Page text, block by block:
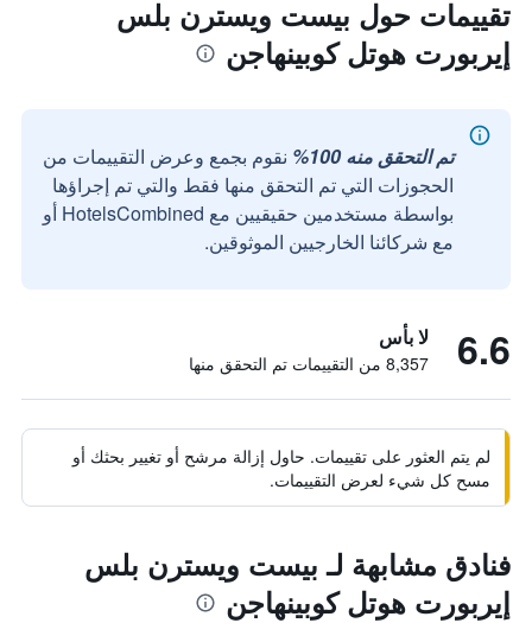
تقييمات حول بيست ويسترن بلس
إيربورت هوتل كوبينهاجن
تم التحقق منه 100%
نقوم بجمع وعرض التقييمات من
الحجوزات التي تم التحقق منها فقط والتي تم إجراؤها
بواسطة مستخدمين حقيقيين مع HotelsCombined أو
مع شركائنا الخارجيين الموثوقين.
6.6 لا بأس
8,357 من التقييمات تم التحقق منها
لم يتم العثور على تقييمات. حاول إزالة مرشح أو تغيير بحثك أو
مسح كل شيء لعرض التقييمات.
فنادق مشابهة لـ بيست ويسترن بلس
إيربورت هوتل كوبينهاجن